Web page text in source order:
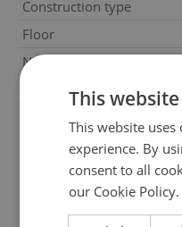
Construction type
Floor
Number of floors
Usable area
Move-in date
This
This website
experience. By
consent to all
our Cookie Policy.